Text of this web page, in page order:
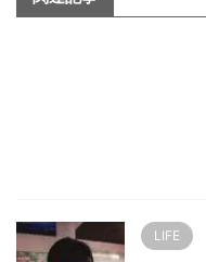
LIFE